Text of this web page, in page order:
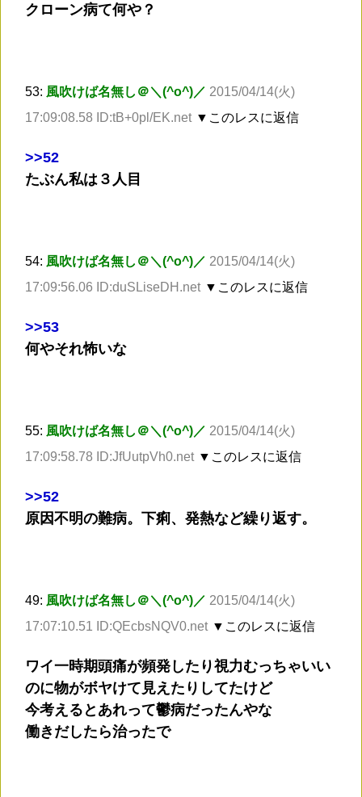
クローン病て何や？
53: 風吹けば名無し＠＼(^o^)／ 2015/04/14(火)
17:09:08.58 ID:tB+0pl/EK.net ▼このレスに返信
>>52
たぶん私は３人目
54: 風吹けば名無し＠＼(^o^)／ 2015/04/14(火)
17:09:56.06 ID:duSLiseDH.net ▼このレスに返信
>>53
何やそれ怖いな
55: 風吹けば名無し＠＼(^o^)／ 2015/04/14(火)
17:09:58.78 ID:JfUutpVh0.net ▼このレスに返信
>>52
原因不明の難病。下痢、発熱など繰り返す。
49: 風吹けば名無し＠＼(^o^)／ 2015/04/14(火)
17:07:10.51 ID:QEcbsNQV0.net ▼このレスに返信
ワイ一時期頭痛が頻発したり視力むっちゃいい
のに物がボヤけて見えたりしてたけど
今考えるとあれって鬱病だったんやな
働きだしたら治ったで